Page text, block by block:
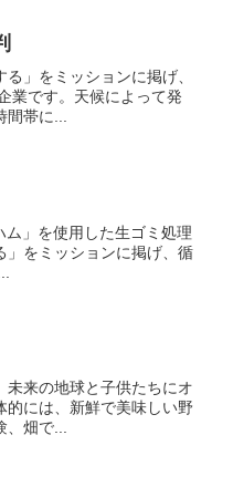
」をミッションに掲げ、
業です。天候によって発
帯に...
」を使用した生ゴミ処理
」をミッションに掲げ、循
未来の地球と子供たちにオ
的には、新鮮で美味しい野
畑で...